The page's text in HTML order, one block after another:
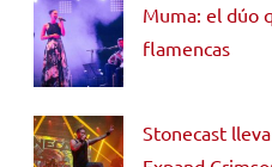
Muma: el dúo
flamencas
Stonecast